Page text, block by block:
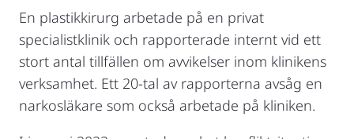
En plastikkirurg arbetade på en privat
specialistklinik och rapporterade internt vid ett
stort antal tillfällen om avvikelser inom klinikens
verksamhet. Ett 20-tal av rapporterna avsåg en
narkosläkare som också arbetade på kliniken.